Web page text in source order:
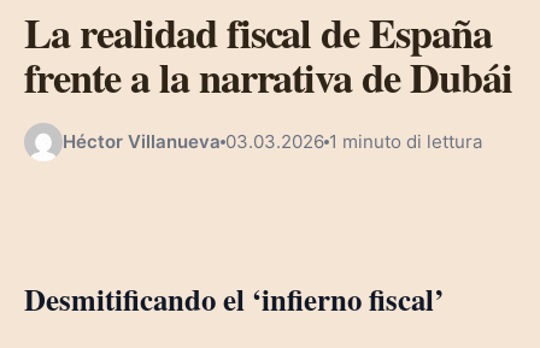
La realidad fiscal de España
frente a la narrativa de Dubái
Héctor Villanueva 03.03.2026 1 minuto di lettura
Desmitificando el ‘infierno fiscal’